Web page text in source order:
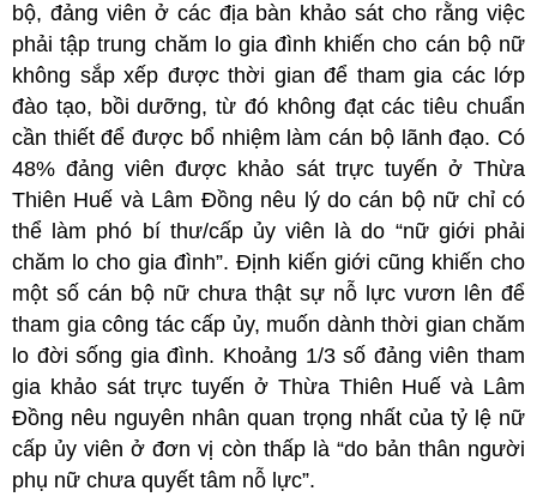
bộ, đảng viên ở các địa bàn khảo sát cho rằng việc
phải tập trung chăm lo gia đình khiến cho cán bộ nữ
không sắp xếp được thời gian để tham gia các lớp
đào tạo, bồi dưỡng, từ đó không đạt các tiêu chuẩn
cần thiết để được bổ nhiệm làm cán bộ lãnh đạo. Có
48% đảng viên được khảo sát trực tuyến ở Thừa
Thiên Huế và Lâm Đồng nêu lý do cán bộ nữ chỉ có
thể làm phó bí thư/cấp ủy viên là do “nữ giới phải
chăm lo cho gia đình”. Định kiến giới cũng khiến cho
một số cán bộ nữ chưa thật sự nỗ lực vươn lên để
tham gia công tác cấp ủy, muốn dành thời gian chăm
lo đời sống gia đình. Khoảng 1/3 số đảng viên tham
gia khảo sát trực tuyến ở Thừa Thiên Huế và Lâm
Đồng nêu nguyên nhân quan trọng nhất của tỷ lệ nữ
cấp ủy viên ở đơn vị còn thấp là “do bản thân người
phụ nữ chưa quyết tâm nỗ lực”.